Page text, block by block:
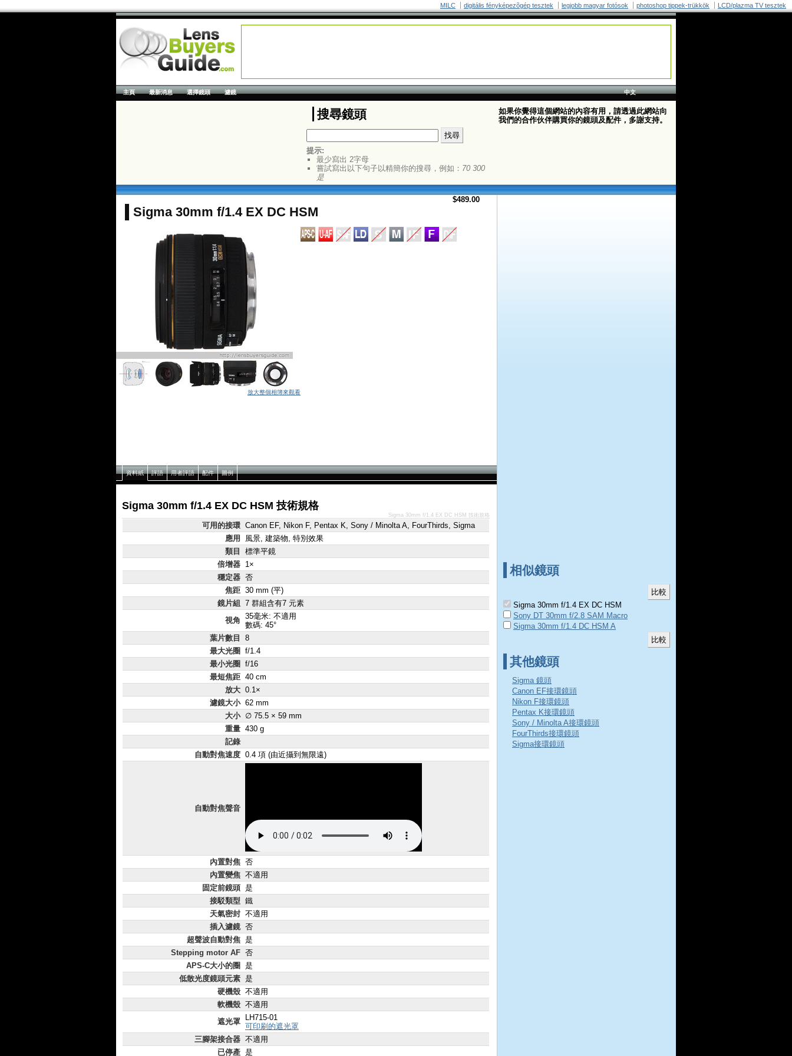
MILC digitális fényképezõgép tesztek legjobb magyar fotósok photoshop tippek-trükkök LCD/plazma TV tesztek
中文
主頁 最新消息 選擇鏡頭 濾鏡
搜尋鏡頭
提示:
最少寫出 2字母
嘗試寫出以下句子以精簡你的搜尋，例如： 70 300
是
如果你覺得這個網站的內容有用，請透過此網站向
我們的合作伙伴購買你的鏡頭及配件，多謝支持。
$489.00
Sigma 30mm f/1.4 EX DC HSM
放大整個相簿來觀看
資料紙 評語 用者評語 配件 圖例
Sigma 30mm f/1.4 EX DC HSM 技術規格
可用的接環 Canon EF, Nikon F, Pentax K, Sony / Minolta A, FourThirds, Sigma
應用
風景, 建築物, 特別效果
類目
標準平鏡
倍增器 1×
穩定器 否
焦距 30 mm (平)
鏡片組
7 群組含有7 元素
視角 35毫米: 不適用
數碼: 45°
葉片數目
8
最大光圈
f/1.4
最小光圈
f/16
最短焦距 40 cm
放大 0.1×
濾鏡大小 62 mm
大小 ∅ 75.5 × 59 mm
重量 430 g
記錄
自動對焦速度 0.4 項 (由近攝到無限遠)
自動對焦聲音
內置對焦 否
內置變焦 不適用
固定前鏡頭 是
接駁類型 鐵
天氣密封 不適用
插入濾鏡 否
超聲波自動對焦 是
Stepping motor AF 否
APS-C大小的圈
是
低散光度鏡頭元素 是
硬機殼 不適用
軟機殼 不適用
遮光罩
LH715-01
可印刷的遮光罩
三腳架接合器 不適用
已停產 是
Sigma 30mm f/1.4 EX DC HSM 技術規格
相似鏡頭
Sigma 30mm f/1.4 EX DC HSM
Sony DT 30mm f/2.8 SAM Macro
Sigma 30mm f/1.4 DC HSM A
其他鏡頭
Sigma 鏡頭
Canon EF接環鏡頭
Nikon F接環鏡頭
Pentax K接環鏡頭
Sony / Minolta A接環鏡頭
FourThirds接環鏡頭
Sigma接環鏡頭